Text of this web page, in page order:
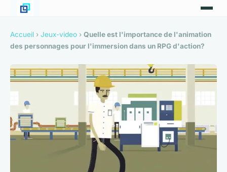
Accueil › Jeux-video › Quelle est l'importance de l'animation
des personnages pour l'immersion dans un RPG d'action?